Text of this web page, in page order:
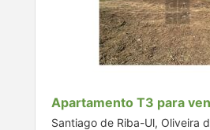
Apartamento T3 para
Santiago de Riba-Ul, Oliveira